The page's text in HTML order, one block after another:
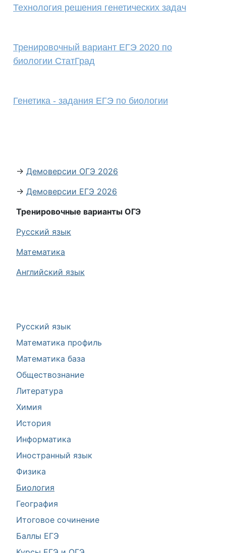
Русский язык
Математика профиль
Математика база
Обществознание
Литература
Химия
История
Информатика
Иностранный язык
Физика
Биология
География
Итоговое сочинение
Баллы ЕГЭ
Технология решения генетических задач
Тренировочный вариант ЕГЭ 2020 по
биологии СтатГрад
Генетика - задания ЕГЭ по биологии
→ Демоверсии ОГЭ 2026
→ Демоверсии ЕГЭ 2026
Тренировочные варианты ОГЭ
Русский язык
Математика
Английский язык